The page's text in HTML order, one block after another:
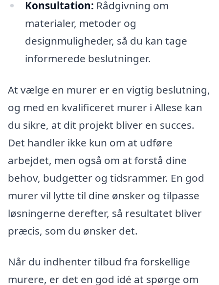
Konsultation: Rådgivning om
materialer, metoder og
designmuligheder, så du kan tage
informerede beslutninger.
At vælge en murer er en vigtig beslutning,
og med en kvalificeret murer i Allese kan
du sikre, at dit projekt bliver en succes.
Det handler ikke kun om at udføre
arbejdet, men også om at forstå dine
behov, budgetter og tidsrammer. En god
murer vil lytte til dine ønsker og tilpasse
løsningerne derefter, så resultatet bliver
præcis, som du ønsker det.
Når du indhenter tilbud fra forskellige
murere, er det en god idé at spørge om